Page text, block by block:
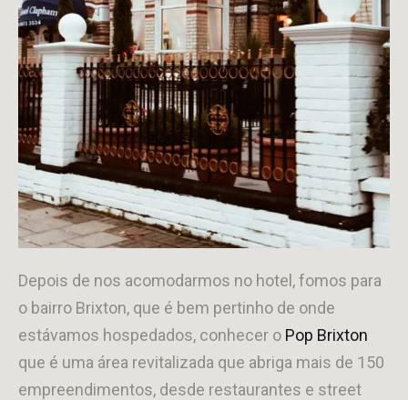
Depois de nos acomodarmos no hotel, fomos para
o bairro Brixton, que é bem pertinho de onde
estávamos hospedados, conhecer o Pop Brixton
que é uma área revitalizada que abriga mais de 150
empreendimentos, desde restaurantes e street